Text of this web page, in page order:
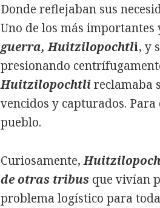
Donde reflejaban sus
Uno de los más
guerra,Huitzilopochtli, y
presionando
Huitzilopochtli reclamaba
vencidos y capturados.
pueblo.
Curiosamente,
de otras tribus que vivían
problema logístico para